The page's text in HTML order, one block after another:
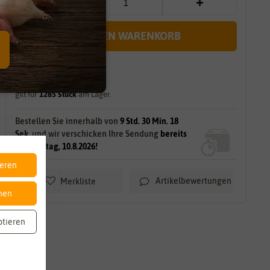
IN DEN WARENKORB
sofort lieferbar
gilt für1285Stückam Lager.
Bestellen Sie innerhalb von 9 Std. 30 Min. 18
Sek.und wir verschicken Ihre Sendung bereits
am Montag, 10.8.2026!
Merkliste Artikelbewertungen